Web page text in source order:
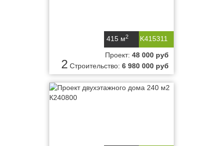
K415311
415 м2
2
Проект: 48 000 руб
Строительство: 6 980 000 руб